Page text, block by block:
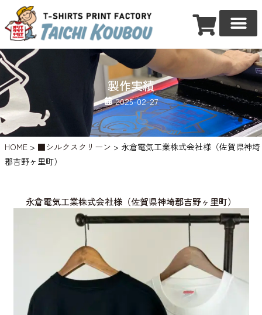
製作実績
2025-02-27
HOME > ■シルクスクリーン > 永倉電気工業株式会社様（佐賀県神埼
郡吉野ヶ里町）
永倉電気工業株式会社様（佐賀県神埼郡吉野ヶ里町）